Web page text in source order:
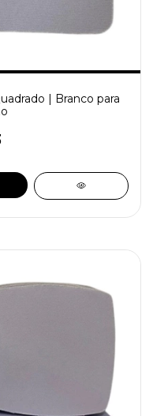
| Branco para